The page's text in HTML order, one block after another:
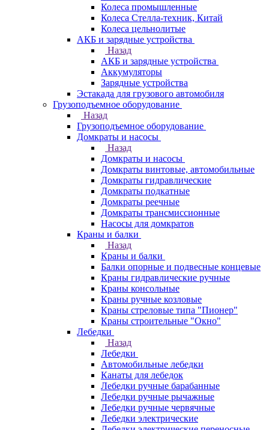
Колеса промышленные
Колеса Стелла-техник, Китай
Колеса цельнолитые
АКБ и зарядные устройства
Назад
АКБ и зарядные устройства
Аккумуляторы
Зарядные устройства
Эстакада для грузового автомобиля
Грузоподъемное оборудование
Назад
Грузоподъемное оборудование
Домкраты и насосы
Назад
Домкраты и насосы
Домкраты винтовые, автомобильные
Домкраты гидравлические
Домкраты подкатные
Домкраты реечные
Домкраты трансмиссионные
Насосы для домкратов
Краны и балки
Назад
Краны и балки
Балки опорные и подвесные концевые
Краны гидравлические ручные
Краны консольные
Краны ручные козловые
Краны стреловые типа "Пионер"
Краны строительные "Окно"
Лебедки
Назад
Лебедки
Автомобильные лебедки
Канаты для лебедок
Лебедки ручные барабанные
Лебедки ручные рычажные
Лебедки ручные червячные
Лебедки электрические